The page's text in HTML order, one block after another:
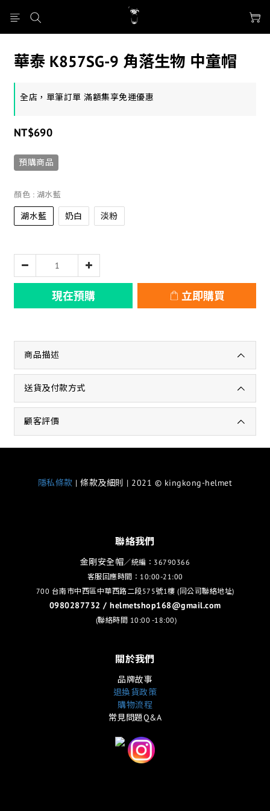
華泰 K857SG-9 角落生物 中童帽
全店，單筆訂單 滿額集享免運優惠
NT$690
預購商品
顏色 : 湖水藍
湖水藍 奶白 淡粉
現在預購 立即購買
商品描述
送貨及付款方式
顧客評價
隱私條款 | 條款及細則 | 2021 © kingkong-helmet
聯絡我們
金剛安全帽／統編：36790366
客服回應時間：10:00-21:00
700 台南市中西區中華西路二段575號1樓 (同公司聯絡地址)
0980287732 / helmetshop168@gmail.com
(聯絡時間 10:00 -18:00)
關於我們
品牌故事
退換貨政策
購物流程
常見問題Q&A